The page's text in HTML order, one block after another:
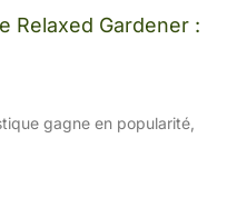
Relaxed Gardener :
gagne en popularité,